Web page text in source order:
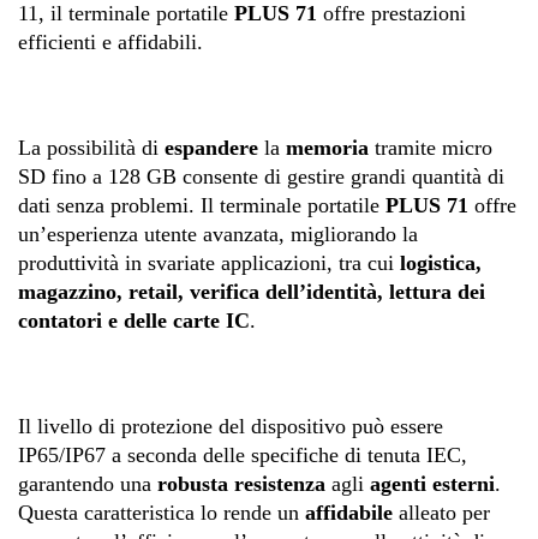
11, il terminale portatile PLUS 71 offre prestazioni
efficienti e affidabili.
La possibilità di espandere la memoria tramite micro
SD fino a 128 GB consente di gestire grandi quantità di
dati senza problemi. Il terminale portatile PLUS 71 offre
un’esperienza utente avanzata, migliorando la
produttività in svariate applicazioni, tra cui logistica,
magazzino, retail, verifica dell’identità, lettura dei
contatori e delle carte IC.
Il livello di protezione del dispositivo può essere
IP65/IP67 a seconda delle specifiche di tenuta IEC,
garantendo una robusta resistenza agli agenti esterni.
Questa caratteristica lo rende un affidabile alleato per